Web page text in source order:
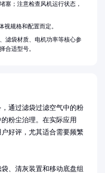
通过滤袋过滤空气中的粉
粉尘治理。在实际应用
好评，尤其适合需要频繁
、清灰装置和移动底盘组
塞；注意检查风机运行状态，
视规格和配置而定。
滤袋材质、电机功率等核心参
合适型号。